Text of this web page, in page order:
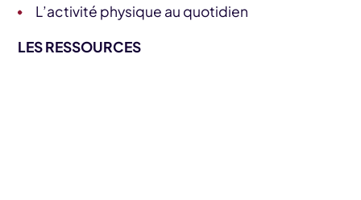
L’activité physique au quotidien
LES RESSOURCES